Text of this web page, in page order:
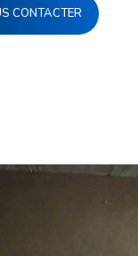
CONTACTER